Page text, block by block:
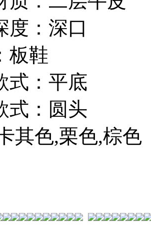
度：深口
板鞋
式：平底
式：圆头
其色,栗色,棕色